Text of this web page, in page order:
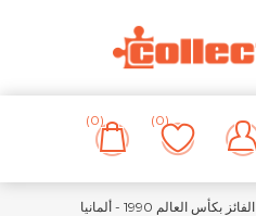
(0)
(0)
الفائز بكأس العالم 1990 - ألمانيا